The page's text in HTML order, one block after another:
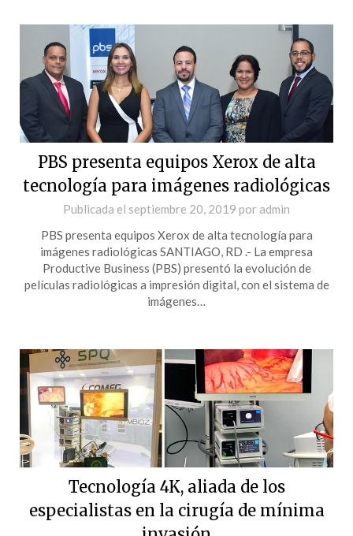
PBS presenta equipos Xerox de alta
tecnología para imágenes radiológicas
Publicada el septiembre 20, 2019 por admin
PBS presenta equipos Xerox de alta tecnología para
imágenes radiológicas SANTIAGO, RD .- La empresa
Productive Business (PBS) presentó la evolución de
películas radiológicas a impresión digital, con el sistema de
imágenes…
Tecnología 4K, aliada de los
especialistas en la cirugía de mínima